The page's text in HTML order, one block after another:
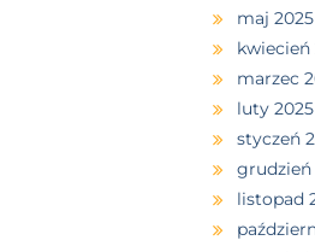
maj 2025
kwiecień
marzec
luty 2025
styczeń
grudzień
listopad